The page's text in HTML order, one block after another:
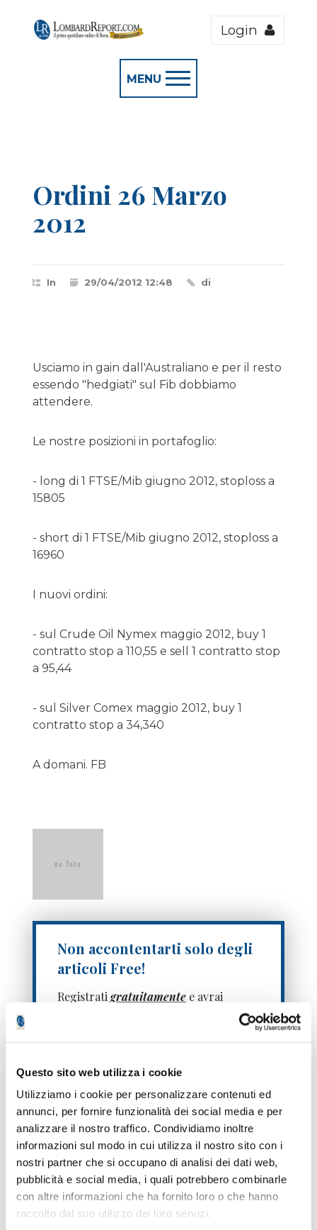
Questo sito web utilizza i cookie
Utilizziamo i cookie per personalizzare contenuti ed
annunci, per fornire funzionalità dei social media e per
analizzare il nostro traffico. Condividiamo inoltre
informazioni sul modo in cui utilizza il nostro sito con i
nostri partner che si occupano di analisi dei dati web,
pubblicità e social media, i quali potrebbero combinarle
con altre informazioni che ha fornito loro o che hanno
raccolto dal suo utilizzo dei loro servizi.
Login
MENU
Ordini 26 Marzo
2012
In 29/04/2012 12:48 di
Usciamo in gain dall'Australiano e per il resto
essendo "hedgiati" sul Fib dobbiamo
attendere.
Le nostre posizioni in portafoglio:
- long di 1 FTSE/Mib giugno 2012, stoploss a
15805
- short di 1 FTSE/Mib giugno 2012, stoploss a
16960
I nuovi ordini:
- sul Crude Oil Nymex maggio 2012, buy 1
contratto stop a 110,55 e sell 1 contratto stop
a 95,44
- sul Silver Comex maggio 2012, buy 1
contratto stop a 34,340
A domani. FB
Non accontentarti solo degli
articoli Free!
Registrati gratuitamente e avrai
Ti inviamo solo un SMS di verifica, niente
spam.